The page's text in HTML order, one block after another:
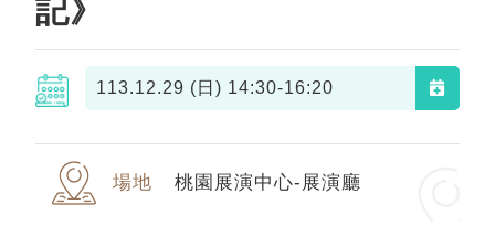
記》
113.12.29 (日) 14:30-16:20
場地 桃園展演中心-展演廳